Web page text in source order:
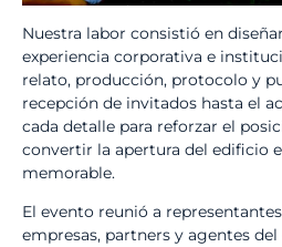
Nuestra labor consistió en
experiencia corporativa e
relato, producción, protocolo y
recepción de invitados hasta el
cada detalle para reforzar el
convertir la apertura del edificio
memorable.
El evento reunió a
empresas, partners y agentes